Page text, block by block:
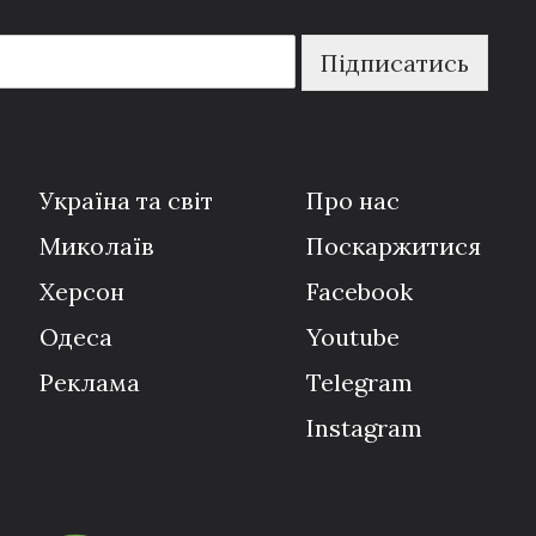
Підписатись
Україна та світ
Миколаїв
Херсон
Одеса
Реклама
Про нас
Поскаржитися
Facebook
Youtube
Telegram
Instagram